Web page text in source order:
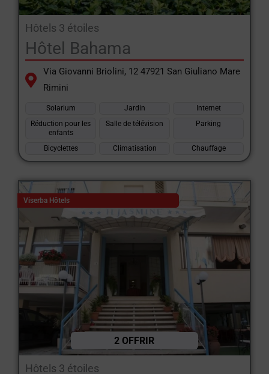
Hôtels 3 étoiles
Hôtel Bahama
Via Giovanni Briolini, 12 47921 San Giuliano Mare
Rimini
Solarium Jardin
Internet
Réduction pour les
enfants
Salle de télévision Parking
Bicyclettes Climatisation Chauffage
2 OFFRIR
Viserba Hôtels
Hôtels 3 étoiles